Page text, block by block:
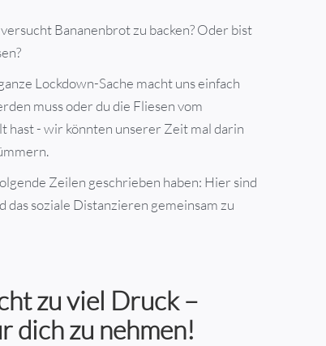
Bananenbrot zu backen? Oder bist
Lockdown-Sache macht uns einfach
muss oder du die Fliesen vom
hast - wir könnten unserer Zeit mal darin
Zeilen geschrieben haben: Hier sind
soziale Distanzieren gemeinsam zu
zu viel Druck –
dich zu nehmen!